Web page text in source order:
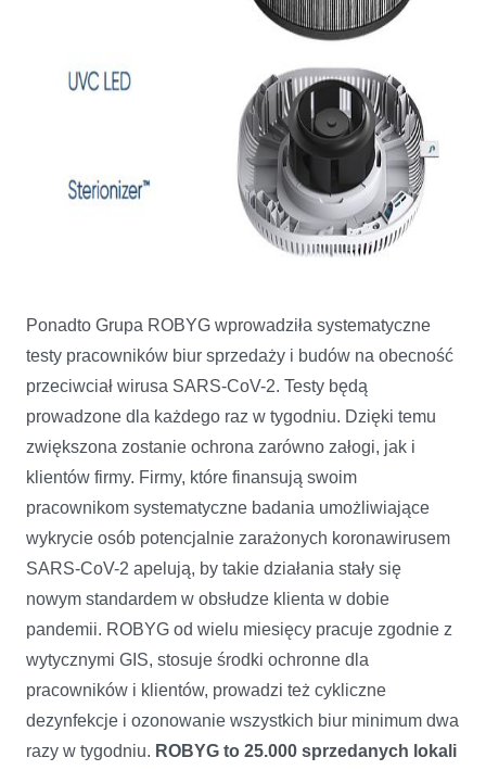
Ponadto Grupa ROBYG wprowadziła systematyczne
testy pracowników biur sprzedaży i budów na obecność
przeciwciał wirusa SARS-CoV-2. Testy będą
prowadzone dla każdego raz w tygodniu. Dzięki temu
zwiększona zostanie ochrona zarówno załogi, jak i
klientów firmy. Firmy, które finansują swoim
pracownikom systematyczne badania umożliwiające
wykrycie osób potencjalnie zarażonych koronawirusem
SARS-CoV-2 apelują, by takie działania stały się
nowym standardem w obsłudze klienta w dobie
pandemii. ROBYG od wielu miesięcy pracuje zgodnie z
wytycznymi GIS, stosuje środki ochronne dla
pracowników i klientów, prowadzi też cykliczne
dezynfekcje i ozonowanie wszystkich biur minimum dwa
razy w tygodniu. ROBYG to 25.000 sprzedanych lokali